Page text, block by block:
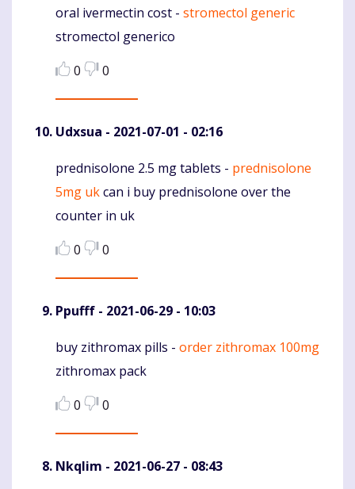
Komentaras
oral ivermectin cost - stromectol generic
stromectol generico
0
0
Udxsua - 2021-07-01 - 02:16
Komentaras
prednisolone 2.5 mg tablets - prednisolone
5mg ukcan i buy prednisolone over the
counter in uk
0
0
Ppufff - 2021-06-29 - 10:03
Komentaras
buy zithromax pills - order zithromax 100mg
zithromax pack
0
0
Nkqlim - 2021-06-27 - 08:43